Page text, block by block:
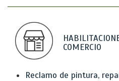
COMERCIO
Reclamo de pintura,